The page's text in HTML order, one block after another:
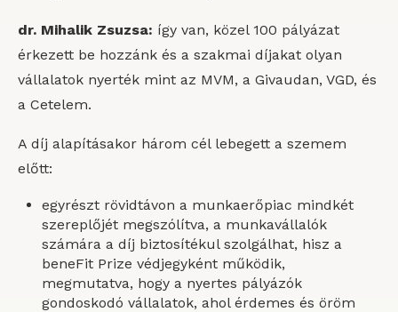
dr. Mihalik Zsuzsa: így van, közel 100 pályázat
érkezett be hozzánk és a szakmai díjakat olyan
vállalatok nyerték mint az MVM, a Givaudan, VGD, és
a Cetelem.
A díj alapításakor három cél lebegett a szemem
előtt:
egyrészt rövidtávon a munkaerőpiac mindkét
szereplőjét megszólítva, a munkavállalók
számára a díj biztosítékul szolgálhat, hisz a
beneFit Prize védjegyként működik,
megmutatva, hogy a nyertes pályázók
gondoskodó vállalatok, ahol érdemes és öröm